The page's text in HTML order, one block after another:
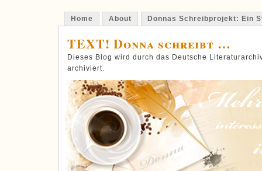
Home About Donnas Schreibprojekt: Ein
TEXT! Donna schreibt …
Dieses Blog wird durch das Deutsche
archiviert.